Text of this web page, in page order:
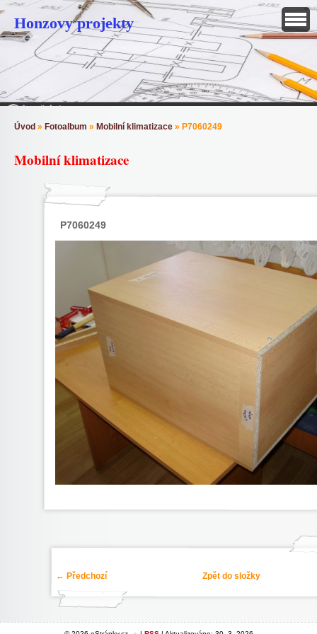
Honzovy projekty
Úvod » Fotoalbum » Mobilní klimatizace » P7060249
Mobilní klimatizace
P7060249
← Předchozí Zpět do složky